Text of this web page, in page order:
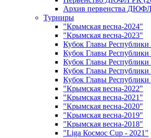
Архив первенства
Турниры
"Крымская весна-2024"
"Крымская весна-2023"
Кубок Главы
Кубок Главы
Кубок Главы
Кубок Главы
Кубок Главы
"Крымская весна-2022"
"Крымская весна-2021"
"Крымская весна-2020"
"Крымская весна-2019"
"Крымская весна-2018"
"Liga Космос Cup - 2021"